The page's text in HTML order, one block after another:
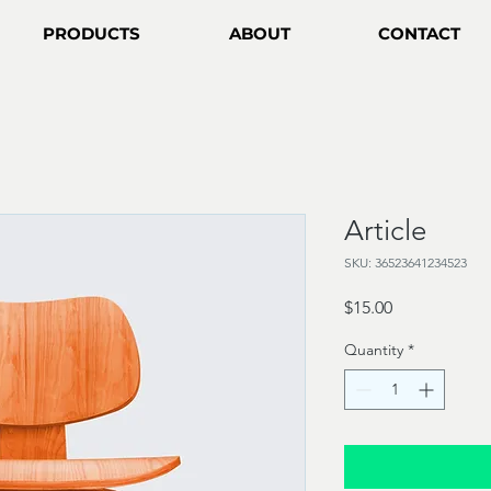
PRODUCTS ABOUT CONTACT
Article
SKU: 36523641234523
$15.00Price
Quantity *